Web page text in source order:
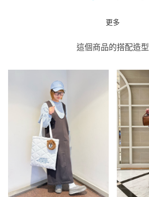
coen
0cm
柔軟性
彈性 無彈性
透明度 不透明
更多
這個商品的搭配造型